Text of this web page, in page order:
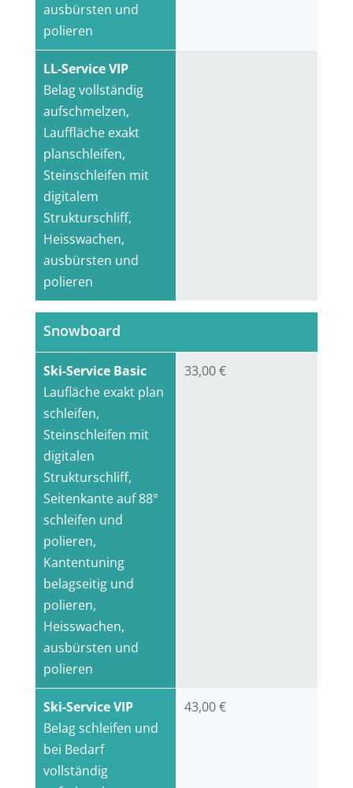
ausbürsten und
polieren
LL-Service VIP
Belag vollständig
aufschmelzen,
Lauffläche exakt
planschleifen,
Steinschleifen mit
digitalem
Strukturschliff,
Heisswachen,
ausbürsten und
polieren
Ski-Service Basic
Laufläche exakt plan
schleifen,
Steinschleifen mit
digitalen
Strukturschliff,
Seitenkante auf 88°
schleifen und
polieren,
Kantentuning
belagseitig und
polieren,
Heisswachen,
ausbürsten und
polieren
Ski-Service VIP
Belag schleifen und
bei Bedarf
vollständig
Snowboard
33,00 €
43,00 €